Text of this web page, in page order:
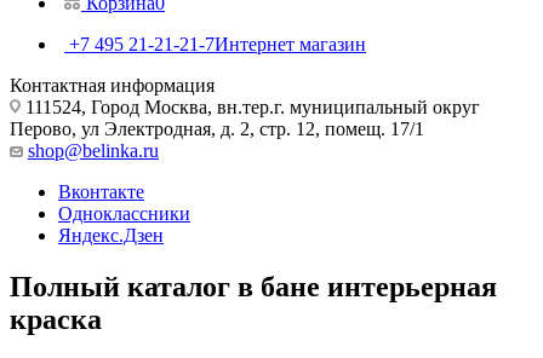
+7 495 21-21-21-7Интернет магазин
Контактная информация
111524, Город Москва, вн.тер.г. муниципальный округ
Перово, ул Электродная, д. 2, стр. 12, помещ. 17/1
shop@belinka.ru
Вконтакте
Одноклассники
Яндекс.Дзен
Полный каталог в бане интерьерная
краска